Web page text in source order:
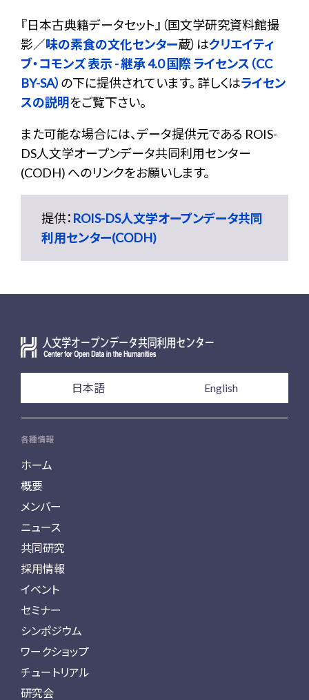
『日本古典籍データセット 』（国文学研究資料館撮
影／味の素食の文化センター蔵）はクリエイティ
ブ・コモンズ 表示 - 継承 4.0 国際 ライセンス（CC
BY-SA） の下に提供されています。 詳しくはライセン
スの説明をご覧下さい。
また可能な場合には、データ提供元である ROIS-
DS人文学オープンデータ共同利用センター
(CODH) へのリンクをお願いします。
提供： ROIS-DS人文学オープンデータ共同
利用センター(CODH)
日本語 English
各種情報
ホーム
概要
メンバー
ニュース
共同研究
採用情報
イベント
セミナー
シンポジウム
ワークショップ
チュートリアル
研究会